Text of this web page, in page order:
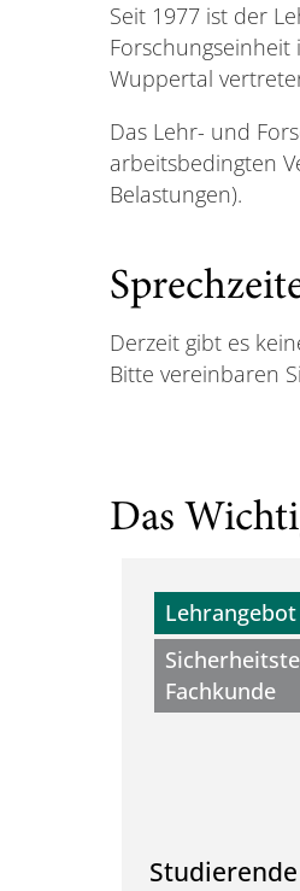
Seit 1977 ist der
Wuppertal
Das Lehr- und
arbeitsbedingten
Belastungen).
Derzeit gibt es
Bitte vereinbaren
Das
Lehrangebot
Fachkunde
Studierende